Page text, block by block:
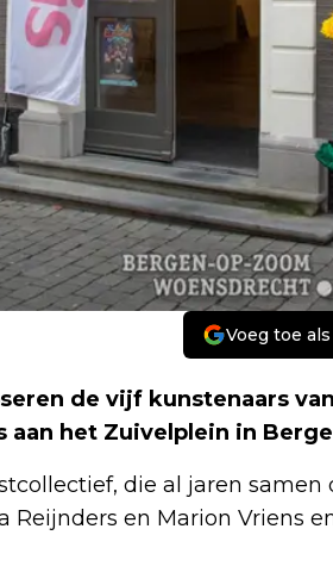
Voeg toe
de vijf kunstenaars
aan het Zuivelplein in
die al jaren samen
Reijnders en Marion Vriens